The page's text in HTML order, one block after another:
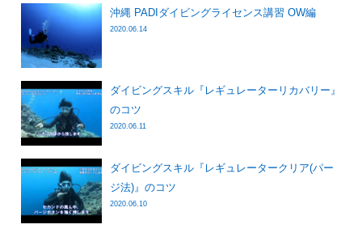
沖縄 PADIダイビングライセンス講習 OW編
2020.06.14
ダイビングスキル『レギュレーターリカバリー』
のコツ
2020.06.11
ダイビングスキル『レギュレータークリア(パー
ジ法)』のコツ
2020.06.10